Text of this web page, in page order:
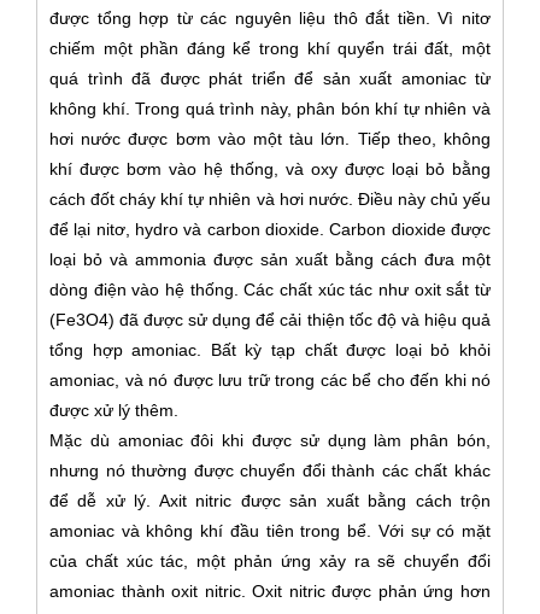
được tổng hợp từ các nguyên liệu thô đắt tiền. Vì nitơ
chiếm một phần đáng kể trong khí quyển trái đất, một
quá trình đã được phát triển để sản xuất amoniac từ
không khí. Trong quá trình này, phân bón khí tự nhiên và
hơi nước được bơm vào một tàu lớn. Tiếp theo, không
khí được bơm vào hệ thống, và oxy được loại bỏ bằng
cách đốt cháy khí tự nhiên và hơi nước. Điều này chủ yếu
để lại nitơ, hydro và carbon dioxide. Carbon dioxide được
loại bỏ và ammonia được sản xuất bằng cách đưa một
dòng điện vào hệ thống. Các chất xúc tác như oxit sắt từ
(Fe3O4) đã được sử dụng để cải thiện tốc độ và hiệu quả
tổng hợp amoniac. Bất kỳ tạp chất được loại bỏ khỏi
amoniac, và nó được lưu trữ trong các bể cho đến khi nó
được xử lý thêm.
Mặc dù amoniac đôi khi được sử dụng làm phân bón,
nhưng nó thường được chuyển đổi thành các chất khác
để dễ xử lý. Axit nitric được sản xuất bằng cách trộn
amoniac và không khí đầu tiên trong bể. Với sự có mặt
của chất xúc tác, một phản ứng xảy ra sẽ chuyển đổi
amoniac thành oxit nitric. Oxit nitric được phản ứng hơn